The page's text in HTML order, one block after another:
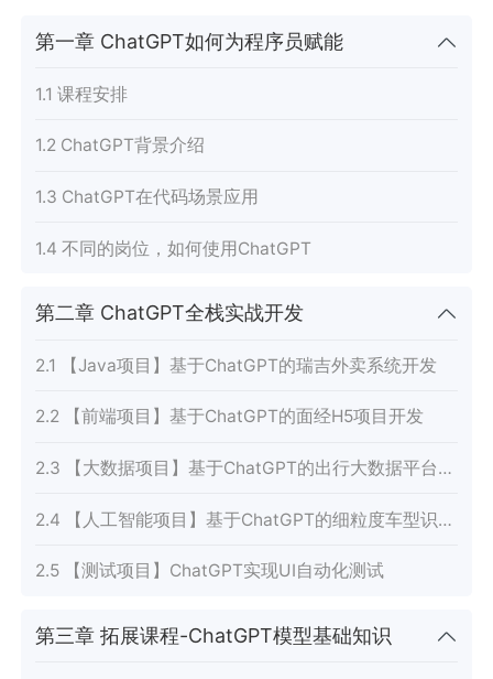
第一章 ChatGPT如何为程序员赋能
1.1 课程安排
1.2 ChatGPT背景介绍
1.3 ChatGPT在代码场景应用
1.4 不同的岗位，如何使用ChatGPT
第二章 ChatGPT全栈实战开发
2.1 【Java项目】基于ChatGPT的瑞吉外卖系统开发
2.2 【前端项目】基于ChatGPT的面经H5项目开发
2.3 【大数据项目】基于ChatGPT的出行大数据平台项目
2.4 【人工智能项目】基于ChatGPT的细粒度车型识别项目
2.5 【测试项目】ChatGPT实现UI自动化测试
第三章 拓展课程-ChatGPT模型基础知识